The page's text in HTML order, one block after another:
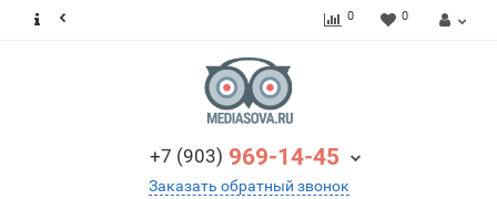
0 0
+7 (903) 969-14-45
Заказать обратный звонок